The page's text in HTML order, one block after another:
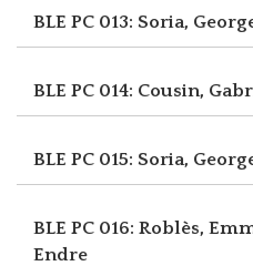
BLE PC 013: Soria,
BLE PC 014: Cousin,
BLE PC 015: Soria,
BLE PC 016: Roblès,
Endre